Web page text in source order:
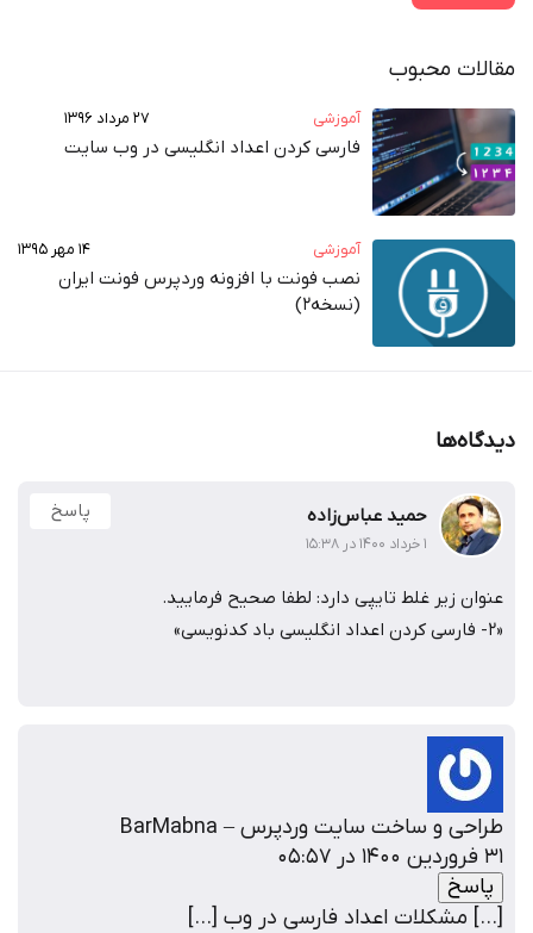
مقالات محبوب
آموزشی ۲۷ مرداد ۱۳۹۶
فارسی کردن اعداد انگلیسی در وب‌ سایت
آموزشی ۱۴ مهر ۱۳۹۵
نصب فونت با افزونه وردپرس فونت ایران
(نسخه2)
دیدگاه‌ها
حمید عباس‌زاده
۱ خرداد ۱۴۰۰ در ۱۵:۳۸
پاسخ
عنوان زیر غلط تایپی دارد: لطفا صحیح فرمایید.
«۲- فارسی کردن اعداد انگلیسی باد کدنویسی»
طراحی و ساخت سایت وردپرس – BarMabna
۳۱ فروردین ۱۴۰۰ در ۰۵:۵۷
پاسخ
[…] مشکلات اعداد فارسی در وب […]